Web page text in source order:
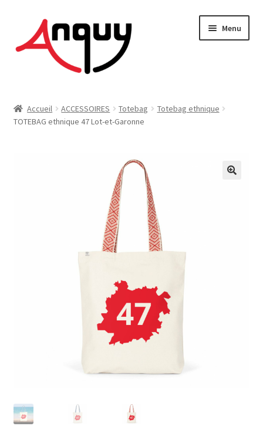
la
contenu
Menu
HOMME
Accueil ACCESSOIRES Totebag
Totebag ethnique
TOTEBAG ethnique 47 Lot-et-Garonne